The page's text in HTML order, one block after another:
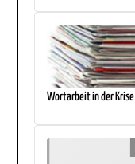
Wortarbeit in der Krise